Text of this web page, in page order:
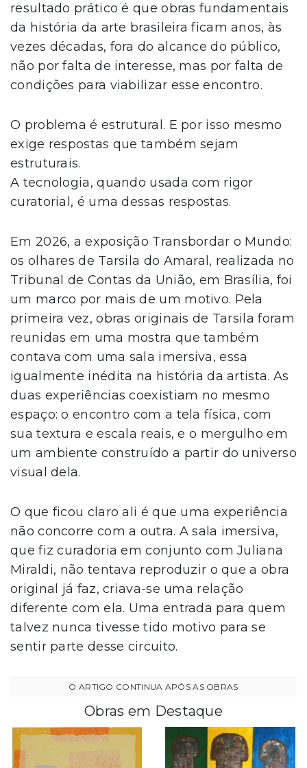
resultado prático é que obras fundamentais
da história da arte brasileira ficam anos, às
vezes décadas, fora do alcance do público,
não por falta de interesse, mas por falta de
condições para viabilizar esse encontro.
O problema é estrutural. E por isso mesmo
exige respostas que também sejam
estruturais.
A tecnologia, quando usada com rigor
curatorial, é uma dessas respostas.
Em 2026, a exposição Transbordar o Mundo:
os olhares de Tarsila do Amaral, realizada no
Tribunal de Contas da União, em Brasília, foi
um marco por mais de um motivo. Pela
primeira vez, obras originais de Tarsila foram
reunidas em uma mostra que também
contava com uma sala imersiva, essa
igualmente inédita na história da artista. As
duas experiências coexistiam no mesmo
espaço: o encontro com a tela física, com
sua textura e escala reais, e o mergulho em
um ambiente construído a partir do universo
visual dela.
O que ficou claro ali é que uma experiência
não concorre com a outra. A sala imersiva,
que fiz curadoria em conjunto com Juliana
Miraldi, não tentava reproduzir o que a obra
original já faz, criava-se uma relação
diferente com ela. Uma entrada para quem
talvez nunca tivesse tido motivo para se
sentir parte desse circuito.
Obras em Destaque